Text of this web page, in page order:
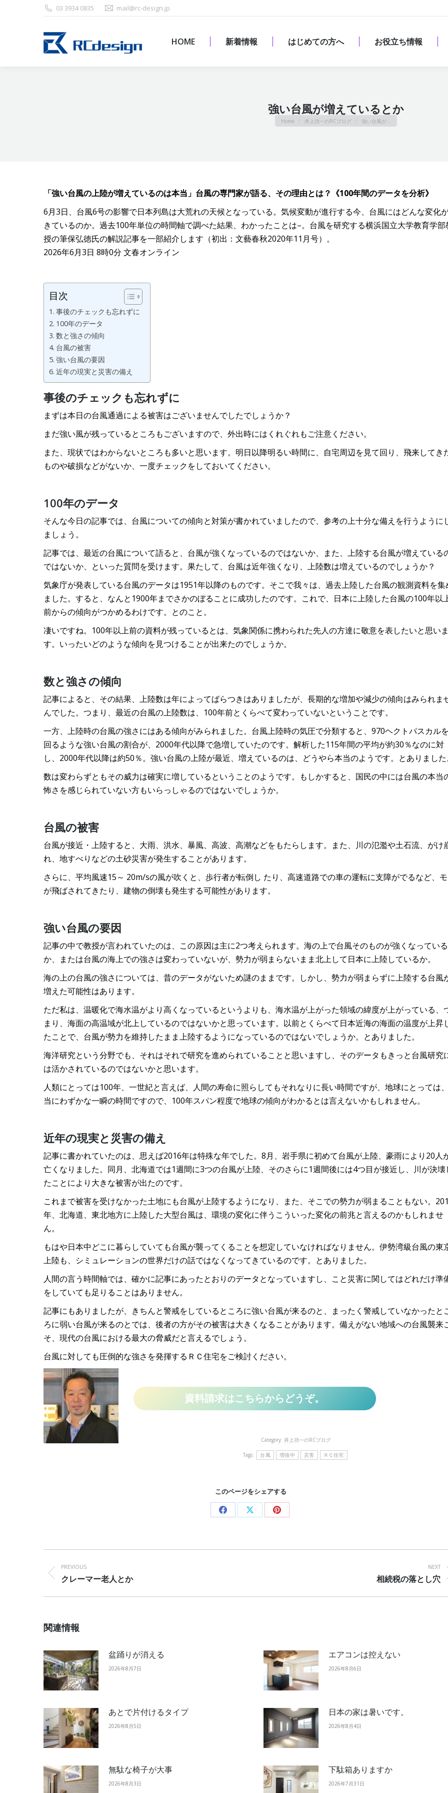
03 3934 0835 mail@rc-design.jp
HOME 新着情報 はじめての方へ お役立ち情報
強い台風が増えているとか
You are here:
Home 井上功一のRCブログ 強い台風が…
「強い台風の上陸が増えているのは本当」台風の専門家が語る、その理由とは？《100年間のデータを分析》
6月3日、台風6号の影響で日本列島は大荒れの天候となっている。気候変動が進行する今、台風にはどんな変化
きているのか。過去100年単位の時間軸で調べた結果、わかったことは–。台風を研究する横浜国立大学教育学部
授の筆保弘徳氏の解説記事を一部紹介します（初出：文藝春秋2020年11月号）。
2026年6月3日 8時0分 文春オンライン
目次
事後のチェックも忘れずに
100年のデータ
数と強さの傾向
台風の被害
強い台風の要因
近年の現実と災害の備え
事後のチェックも忘れずに
まずは本日の台風通過による被害はございませんでしたでしょうか？
まだ強い風が残っているところもございますので、外出時にはくれぐれもご注意ください。
また、現状ではわからないところも多いと思います。明日以降明るい時間に、自宅周辺を見て回り、飛来してき
ものや破損などがないか、一度チェックをしておいてください。
100年のデータ
そんな今日の記事では、台風についての傾向と対策が書かれていましたので、参考の上十分な備えを行うように
ましょう。
記事では、最近の台風について語ると、台風が強くなっているのではないか、また、上陸する台風が増えている
ではないか、といった質問を受けます。果たして、台風は近年強くなり、上陸数は増えているのでしょうか？
気象庁が発表している台風のデータは1951年以降のものです。そこで我々は、過去上陸した台風の観測資料を集
ました。すると、なんと1900年までさかのぼることに成功したのです。これで、日本に上陸した台風の100年以
前からの傾向がつかめるわけです。とのこと。
凄いですね。100年以上前の資料が残っているとは、気象関係に携わられた先人の方達に敬意を表したいと思いま
す。いったいどのような傾向を見つけることが出来たのでしょうか。
数と強さの傾向
記事によると、その結果、上陸数は年によってばらつきはありましたが、長期的な増加や減少の傾向はみられま
んでした。つまり、最近の台風の上陸数は、100年前とくらべて変わっていないということです。
一方、上陸時の台風の強さにはある傾向がみられました。台風上陸時の気圧で分類すると、970ヘクトパスカル
回るような強い台風の割合が、2000年代以降で急増していたのです。解析した115年間の平均が約30％なのに対
し、2000年代以降は約50％。強い台風の上陸が最近、増えているのは、どうやら本当のようです。とありました
数は変わらずともその威力は確実に増しているということのようです。もしかすると、国民の中には台風の本当
怖さを感じられていない方もいらっしゃるのではないでしょうか。
台風の被害
台風が接近・上陸すると、大雨、洪水、暴風、高波、高潮などをもたらします。また、川の氾濫や土石流、がけ
れ、地すべりなどの土砂災害が発生することがあります。
さらに、平均風速15～ 20m/sの風が吹くと、歩行者が転倒し たり、高速道路での車の運転に支障がでるなど、モ
が飛ばされてきたり、建物の倒壊も発生する可能性があります。
強い台風の要因
記事の中で教授が言われていたのは、この原因は主に2つ考えられます。海の上で台風そのものが強くなっている
か、または台風の海上での強さは変わっていないが、勢力が弱まらないまま北上して日本に上陸しているか。
海の上の台風の強さについては、昔のデータがないため謎のままです。しかし、勢力が弱まらずに上陸する台風
増えた可能性はあります。
ただ私は、温暖化で海水温がより高くなっているというよりも、海水温が上がった領域の緯度が上がっている、
まり、海面の高温域が北上しているのではないかと思っています。以前とくらべて日本近海の海面の温度が上昇
たことで、台風が勢力を維持したまま上陸するようになっているのではないでしょうか。とありました。
海洋研究という分野でも、それはそれで研究を進められていることと思いますし、そのデータもきっと台風研究
は活かされているのではないかと思います。
人類にとっては100年、一世紀と言えば、人間の寿命に照らしてもそれなりに長い時間ですが、地球にとっては
当にわずかな一瞬の時間ですので、100年スパン程度で地球の傾向がわかるとは言えないかもしれません。
近年の現実と災害の備え
記事に書かれていたのは、思えば2016年は特殊な年でした。8月、岩手県に初めて台風が上陸、豪雨により20人
亡くなりました。同月、北海道では1週間に3つの台風が上陸、そのさらに1週間後には4つ目が接近し、川が決壊
たことにより大きな被害が出たのです。
これまで被害を受けなかった土地にも台風が上陸するようになり、また、そこでの勢力が弱まることもない。
年、北海道、東北地方に上陸した大型台風は、環境の変化に伴うこういった変化の前兆と言えるのかもしれませ
ん。
もはや日本中どこに暮らしていても台風が襲ってくることを想定していなければなりません。伊勢湾級台風の東
上陸も、シミュレーションの世界だけの話ではなくなってきているのです。とありました。
人間の言う時間軸では、確かに記事にあったとおりのデータとなっていますし、こと災害に関してはどれだけ準
をしていても足りることはありません。
記事にもありましたが、きちんと警戒をしているところに強い台風が来るのと、まったく警戒していなかったと
ろに弱い台風が来るのとでは、後者の方がその被害は大きくなることがあります。備えがない地域への台風襲来
そ、現代の台風における最大の脅威だと言えるでしょう。
台風に対しても圧倒的な強さを発揮するＲＣ住宅をご検討ください。
資料請求はこちらからどうぞ。
Category: 井上功一のRCブログ
Tags: 台風 増強中 災害 ＲＣ住宅
このページをシェアする
Share Share Share
navigation
PREVIOUS
Previous
クレーマー老人とか
NEXT
相続税の落とし穴
関連情報
盆踊りが消える
2026年8月7日
エアコンは控えない
2026年8月6日
あとで片付けるタイプ
2026年8月5日
日本の家は暑いです。
2026年8月4日
無駄な椅子が大事
2026年8月3日
下駄箱ありますか
2026年7月31日
HOME 新着情報 はじめての方へ お役立ち情報